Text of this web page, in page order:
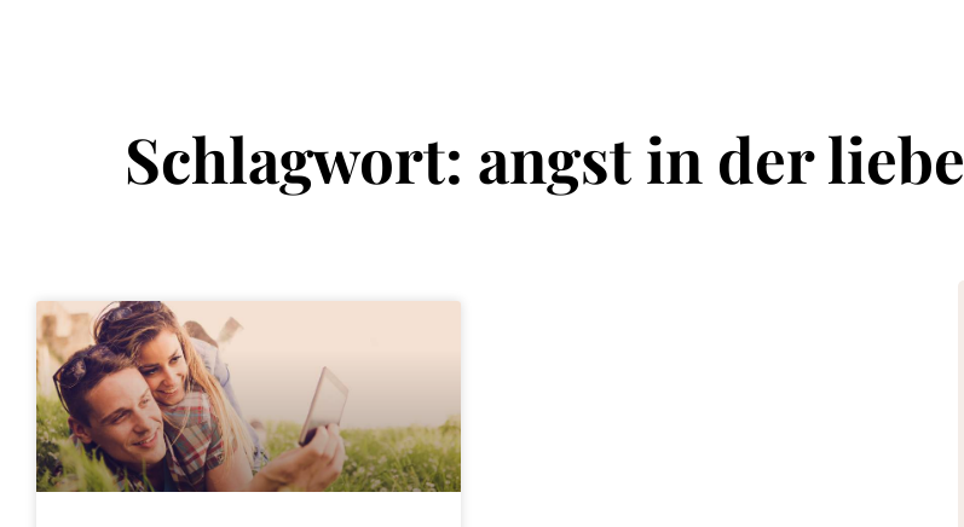
Schlagwort: angst in der liebe